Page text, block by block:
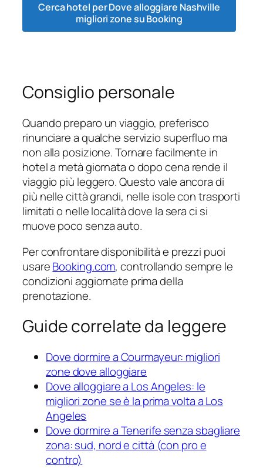
Cerca hotel per Dove alloggiare Nashville
migliori zone su Booking
Consiglio personale
Quando preparo un viaggio, preferisco
rinunciare a qualche servizio superfluo ma
non alla posizione. Tornare facilmente in
hotel a metà giornata o dopo cena rende il
viaggio più leggero. Questo vale ancora di
più nelle città grandi, nelle isole con trasporti
limitati o nelle località dove la sera ci si
muove poco senza auto.
Per confrontare disponibilità e prezzi puoi
usareBooking.com, controllando sempre le
condizioni aggiornate prima della
prenotazione.
Guide correlate da leggere
Dove dormire a Courmayeur: migliori
zone dove alloggiare
Dove alloggiare a Los Angeles: le
migliori zone se è la prima volta a Los
Angeles
Dove dormire a Tenerife senza sbagliare
zona: sud, nord e città (con pro e
contro)